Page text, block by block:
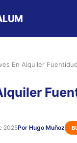
En Alquiler
2025Por Hugo Muñoz